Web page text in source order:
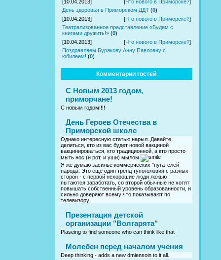
[10.04.2013] Что нового в Приморске?
День здоровья в Приморском ДДТ (0)
[10.04.2013]
[Что нового в Приморске?]
Театрализованное представление «Будем с
книгами дружить!» (0)
[10.04.2013]
[Что нового в Приморске?]
Поздравляем Бурякову Анну Павловну с
юбилеем! (0)
Комментарии гостей
С Новым 2013 годом,
приморчане!
С новым годом!!!!
День Героев Отечества в
Приморской школе
Однако интересную статью нарыл. Давайте
делиться, кто из вас будет новой вакциной
вакцинироваться, кто традиционной, а кто просто
мыть нос (и рот, и уши) мылом
Я же думаю засилье коммерческих "пугателей
народа. Это еще один тренд тупоголовия с разных
сторон - с первой нехорошие люди ложью
пытаются заработать, со второй обычные не хотят
повышать собственный уровень образованности, и
сильно доверяют всему что показывают по
телевизору.
Презентация детской
организации "Волгарята"
Plaseing to find someone who can think like that
Молебен перед началом учения
Deep thinking - adds a new dmiensoin to it all.